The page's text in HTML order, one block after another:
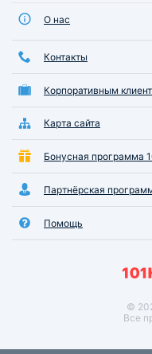
О нас
Контакты
Корпоративным
Карта сайта
Бонусная программа
Партнёрская
Помощь
©
Все